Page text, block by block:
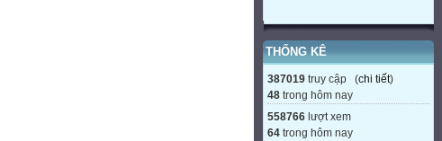
THỐNG KÊ
387019 truy cập (chi tiết)
48 trong hôm nay
558766 lượt xem
64 trong hôm nay